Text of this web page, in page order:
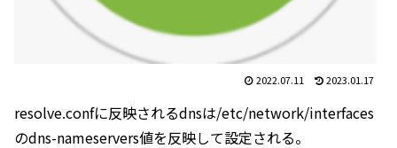
2022.07.11 2023.01.17
resolve.confに反映されるdnsは/etc/network/interfaces
のdns-nameservers値を反映して設定される。